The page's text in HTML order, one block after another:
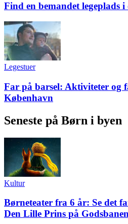
Find en bemandet legeplads
Legestuer
Far på barsel: Aktiviteter og
København
Seneste på Børn i byen
Kultur
Børneteater fra 6 år: Se det
Den Lille Prins på